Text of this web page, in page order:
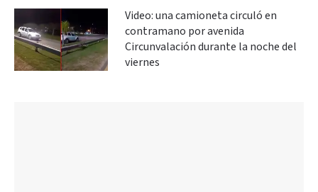
Video: una camioneta circuló en
contramano por avenida
Circunvalación durante la noche del
viernes